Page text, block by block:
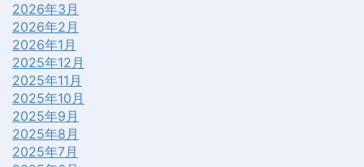
2026年3月
2026年2月
2026年1月
2025年12月
2025年11月
2025年10月
2025年9月
2025年8月
2025年7月